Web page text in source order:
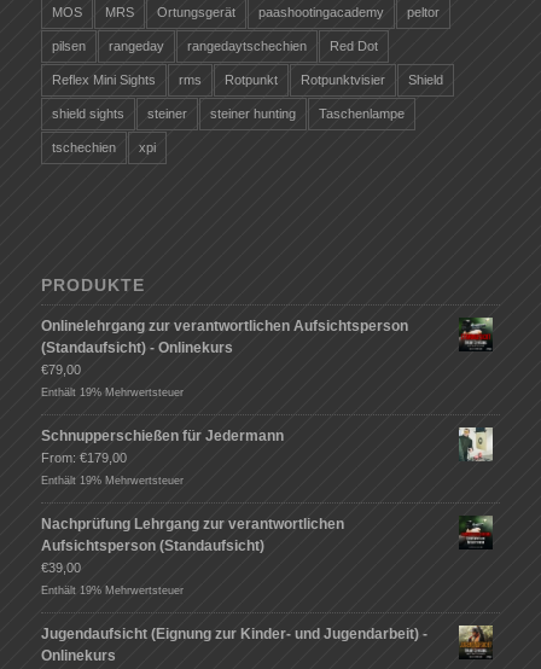
MOS MRS Ortungsgerät paashootingacademy peltor
pilsen rangeday rangedaytschechien Red Dot
Reflex Mini Sights rms Rotpunkt Rotpunktvisier Shield
shield sights steiner steiner hunting Taschenlampe
tschechien xpi
PRODUKTE
Onlinelehrgang zur verantwortlichen Aufsichtsperson
(Standaufsicht) - Onlinekurs
€79,00
Enthält 19% Mehrwertsteuer
Schnupperschießen für Jedermann
From: €179,00
Enthält 19% Mehrwertsteuer
Nachprüfung Lehrgang zur verantwortlichen
Aufsichtsperson (Standaufsicht)
€39,00
Enthält 19% Mehrwertsteuer
Jugendaufsicht (Eignung zur Kinder- und Jugendarbeit) -
Onlinekurs